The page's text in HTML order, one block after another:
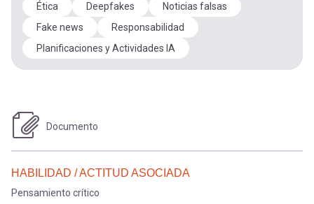
Ética Deepfakes
Noticias falsas
Fake news
Responsabilidad
Planificaciones y Actividades IA
Documento
HABILIDAD / ACTITUD ASOCIADA
Pensamiento crítico